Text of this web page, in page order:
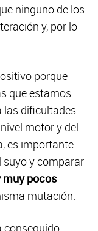
ninguno de los
y, por lo
porque
que estamos
las dificultades
motor y del
es importante
suyo y comparar
muy pocos
mutación.
conseguido